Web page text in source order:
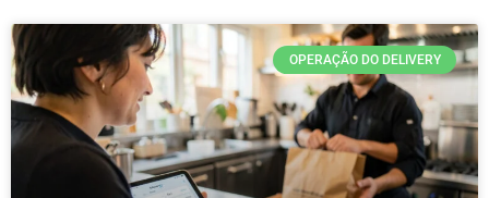
OPERAÇÃO DO DELIVERY